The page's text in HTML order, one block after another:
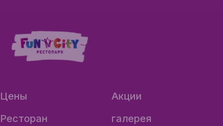
Цены
Ресторан
Акции
галерея